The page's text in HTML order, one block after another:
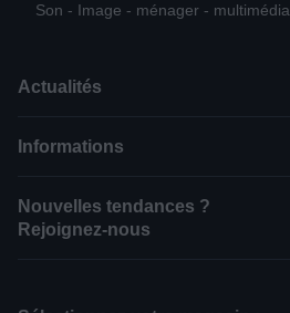
Son - Image - ménager - multimédia
Actualités
Informations
Nouvelles tendances ?
Rejoignez-nous